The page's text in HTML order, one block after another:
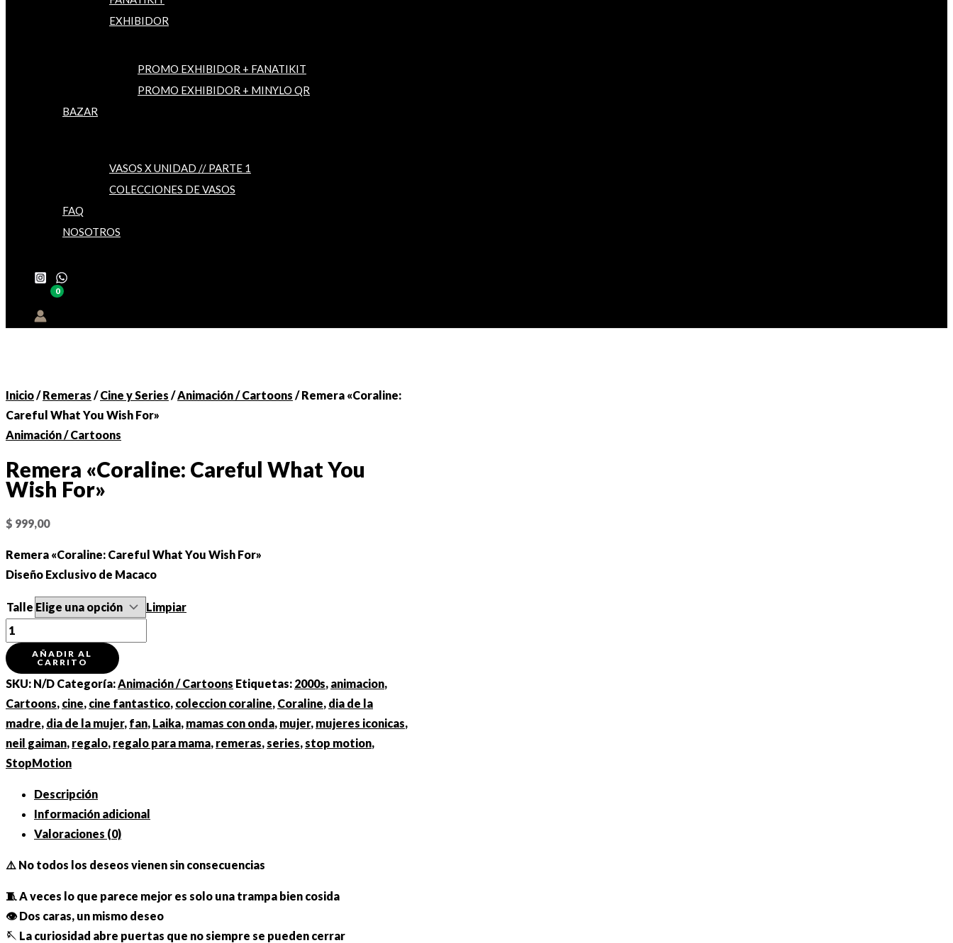
EXHIBIDOR
PROMO EXHIBIDOR + FANATIKIT
PROMO EXHIBIDOR + MINYLO QR
BAZAR
VASOS X UNIDAD // PARTE 1
COLECCIONES DE VASOS
FAQ
NOSOTROS
Inicio/Remeras /Cine y Series /Animación / Cartoons / Remera «Coraline:
Careful What You Wish For»
Animación / Cartoons
Remera «Coraline: Careful What You
Wish For»
$ 999,00
Remera «Coraline: Careful What You Wish For»
Diseño Exclusivo de Macaco
Talle
Limpiar
Remera
"Coraline:
Careful
What
You
Wish
For"
cantidad
AÑADIR AL
CARRITO
SKU: N/D Categoría: Animación / Cartoons Etiquetas: 2000s, animacion,
Cartoons, cine, cine fantastico, coleccion coraline, Coraline, dia de la
madre, dia de la mujer, fan, Laika, mamas con onda, mujer, mujeres iconicas,
neil gaiman, regalo, regalo para mama, remeras, series, stop motion,
StopMotion
Descripción
Información adicional
Valoraciones (0)
⚠️ No todos los deseos vienen sin consecuencias
🧵 A veces lo que parece mejor es solo una trampa bien cosida
👁️ Dos caras, un mismo deseo
🪡 La curiosidad abre puertas que no siempre se pueden cerrar